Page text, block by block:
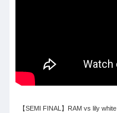
【SEMI FINAL】RAM vs lily white